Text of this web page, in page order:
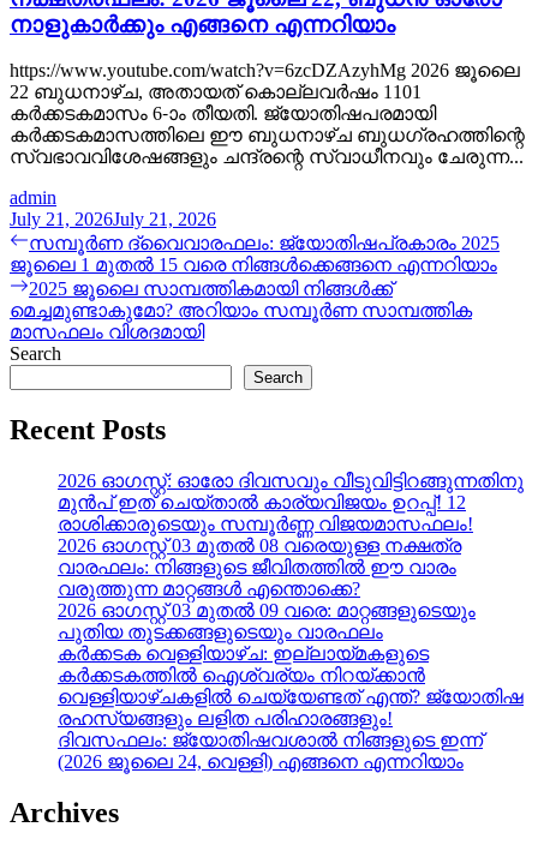
നാളുകാർക്കും എങ്ങനെ എന്നറിയാം
https://www.youtube.com/watch?v=6zcDZAzyhMg 2026 ജൂലൈ
22 ബുധനാഴ്ച, അതായത് കൊല്ലവർഷം 1101
കർക്കടകമാസം 6-ാം തീയതി. ജ്യോതിഷപരമായി
കർക്കടകമാസത്തിലെ ഈ ബുധനാഴ്ച ബുധഗ്രഹത്തിന്റെ
സ്വഭാവവിശേഷങ്ങളും ചന്ദ്രന്റെ സ്വാധീനവും ചേരുന്ന...
admin
July 21, 2026July 21, 2026
Post
navigation
Previous
post:
സമ്പൂർണ ദ്വൈവാരഫലം: ജ്യോതിഷപ്രകാരം 2025
ജൂലൈ 1 മുതൽ 15 വരെ നിങ്ങൾക്കെങ്ങനെ എന്നറിയാം
Next
post:
2025 ജൂലൈ സാമ്പത്തികമായി നിങ്ങൾക്ക്
മെച്ചമുണ്ടാകുമോ? അറിയാം സമ്പൂർണ സാമ്പത്തിക
മാസഫലം വിശദമായി
Search
Search
Recent Posts
2026 ഓഗസ്റ്റ്: ഓരോ ദിവസവും വീടുവിട്ടിറങ്ങുന്നതിനു
മുൻപ് ഇത് ചെയ്താൽ കാര്യവിജയം ഉറപ്പ്! 12
രാശിക്കാരുടെയും സമ്പൂർണ്ണ വിജയമാസഫലം!
2026 ഓഗസ്റ്റ് 03 മുതൽ 08 വരെയുള്ള നക്ഷത്ര
വാരഫലം: നിങ്ങളുടെ ജീവിതത്തിൽ ഈ വാരം
വരുത്തുന്ന മാറ്റങ്ങൾ എന്തൊക്കെ?
2026 ഓഗസ്റ്റ് 03 മുതൽ 09 വരെ: മാറ്റങ്ങളുടെയും
പുതിയ തുടക്കങ്ങളുടെയും വാരഫലം
കർക്കടക വെള്ളിയാഴ്ച: ഇല്ലായ്മകളുടെ
കർക്കടകത്തിൽ ഐശ്വര്യം നിറയ്ക്കാൻ
വെള്ളിയാഴ്ചകളിൽ ചെയ്യേണ്ടത് എന്ത്? ജ്യോതിഷ
രഹസ്യങ്ങളും ലളിത പരിഹാരങ്ങളും!
ദിവസഫലം: ജ്യോതിഷവശാൽ നിങ്ങളുടെ ഇന്ന്‌
(2026 ജൂലൈ 24, വെള്ളി) എങ്ങനെ എന്നറിയാം
Archives